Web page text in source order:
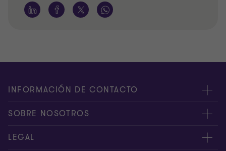
INFORMACIÓN DE CONTACTO
Oficinas
Contáctenos
SOBRE NOSOTROS
Acerca de nosotros
LEGAL